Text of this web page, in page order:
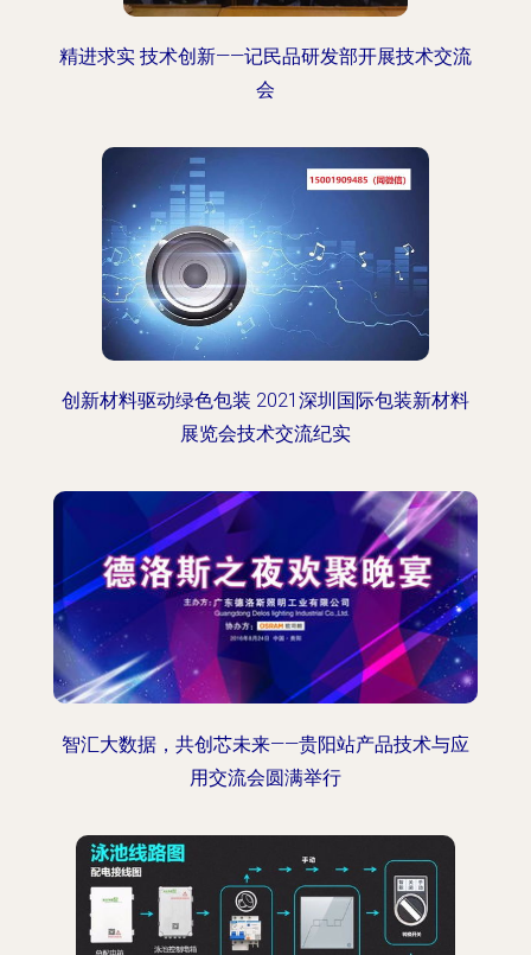
精进求实 技术创新——记民品研发部开展技术交流
会
创新材料驱动绿色包装 2021深圳国际包装新材料
展览会技术交流纪实
智汇大数据，共创芯未来——贵阳站产品技术与应
用交流会圆满举行